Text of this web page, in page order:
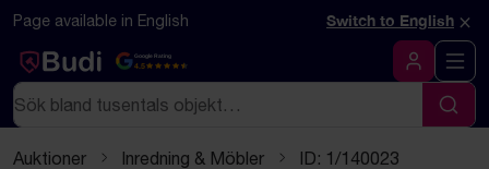
Hoppa till innehåll
Textbaserad (markdown) version av denna sida
Page available in English Switch to English ×
Google Rating
4.5
Logga in
Sök
Sök
Auktioner Inredning & Möbler ID: 1/140023